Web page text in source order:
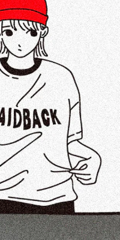
BUY NOW